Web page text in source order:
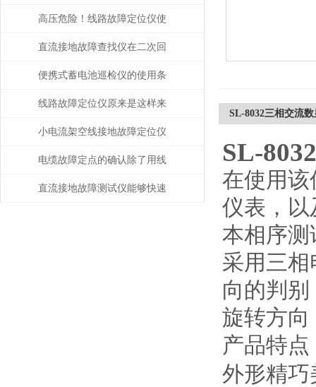
攻略了吗
高压危险！线路故障定位仪使
用前必须完成验电与接地
直流接地故障查找仪在二次回
路排查中的高效应用
便携式蓄电池巡检仪的使用条
件是怎样的？
线路故障定位仪原来是这样来
定位的
小电流架空线接地故障定位仪
提高了整个电力系统的稳定性
和可靠性
电缆故障定点的确认除了用线
路故障定位仪，还有这些方法!
直流接地故障测试仪能够快速
SL-8032三相交流
SL-
在使用
仪表，
本相序
采用三
向的判
旋转方
产品特点
外形精